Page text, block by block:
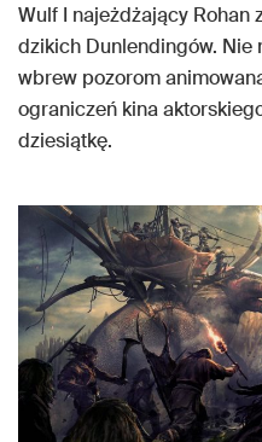
Wulf I najeżdżający Rohan
dzikich Dunlendingów. Nie
wbrew pozorom
ograniczeń kina
dziesiątkę.